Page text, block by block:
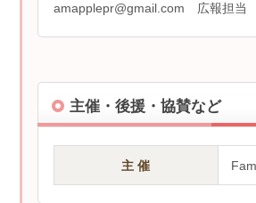
amapplepr@gmail.com 広報担当
主催・後援・協賛など
主 催